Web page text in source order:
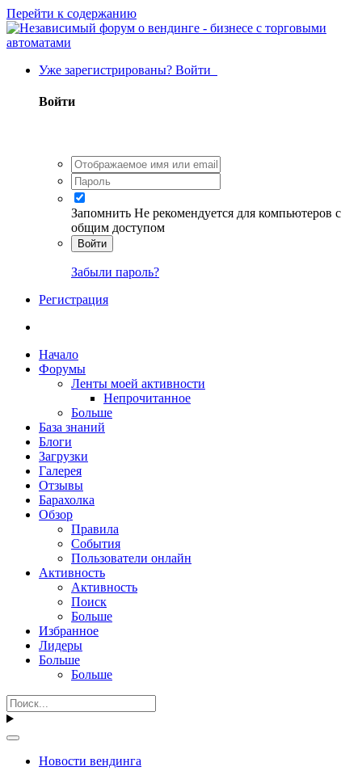
Перейти к содержанию
Уже зарегистрированы? Войти
Войти
Запомнить Не рекомендуется для компьютеров с
общим доступом
Войти
Забыли пароль?
Регистрация
Начало
Форумы
Ленты моей активности
Непрочитанное
Больше
База знаний
Блоги
Загрузки
Галерея
Отзывы
Барахолка
Обзор
Правила
События
Пользователи онлайн
Активность
Активность
Поиск
Больше
Избранное
Лидеры
Больше
Больше
Новости вендинга